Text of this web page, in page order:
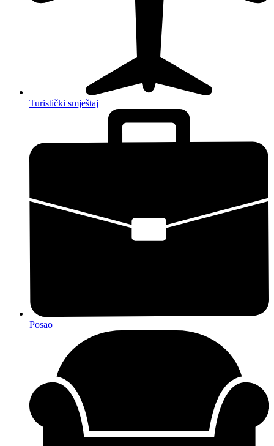
Turistički smještaj
Posao